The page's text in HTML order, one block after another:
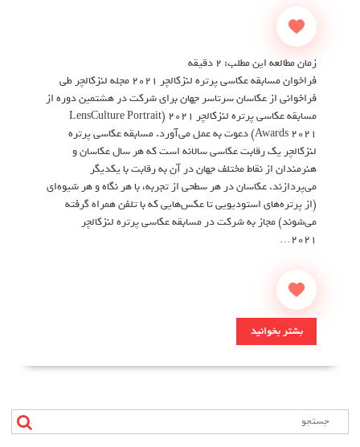
زمان مطالعه این مطلب: 2دقیقه
فراخوان مسابقه عکاسی پرتره لنزکالچر ۲۰۲۱ مجله لنزکالچر طی
فراخوانی از عکاسان سرتاسر جهان برای شرکت در هشتمین دوره از
مسابقه عکاسی پرتره لنزکالچر ۲۰۲۱ (LensCulture Portrait
Awards 2021) دعوت به عمل می‌آورد. مسابقه عکاسی پرتره
لنزکالچر یک رقابت عکاسی سالانه است که هر سال عکاسان و
هنرمندان از نقاط مختلف جهان در آن به رقابت با یکدیگر
می‌پردازند. عکاسان در هر سطحی از تجربه، با هر نگاه و هر شیوه‌ای
(از پرتره‌های استودیویی تا عکس‌هایی که با تلفن همراه گرفته
می‌شوند) مجاز به شرکت در مسابقه عکاسی پرتره لنزکالچر
۲۰۲۱…
بشتر بخوانید